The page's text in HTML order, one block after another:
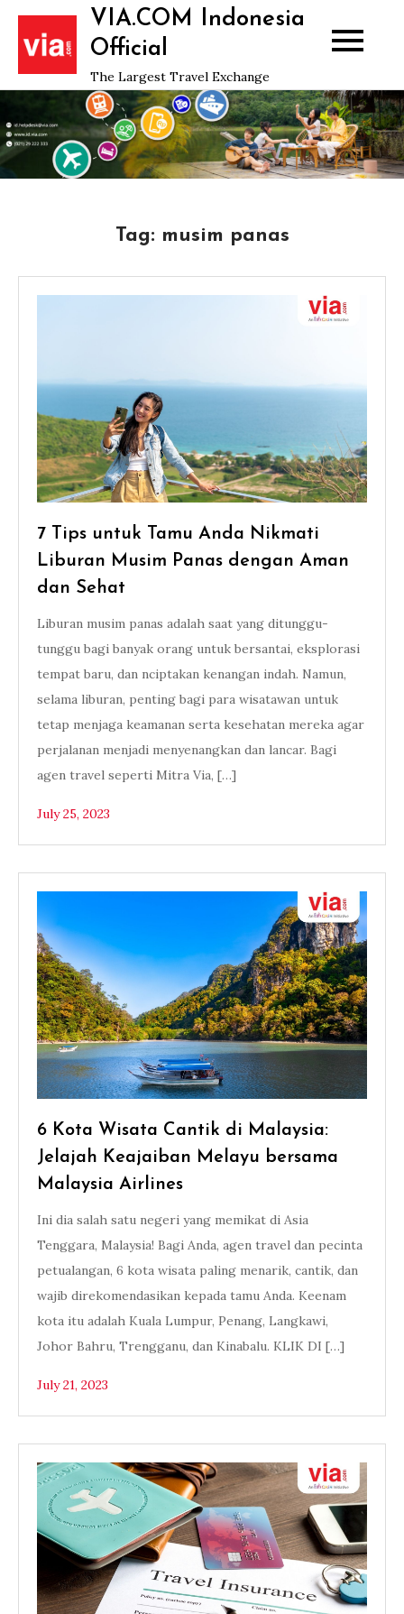
Skip
content
VIA.COM Indonesia
Official
The Largest Travel Exchange
Tag: musim panas
7 Tips untuk Tamu Anda Nikmati
Liburan Musim Panas dengan Aman
dan Sehat
Liburan musim panas adalah saat yang ditunggu-
tunggu bagi banyak orang untuk bersantai, eksplorasi
tempat baru, dan nciptakan kenangan indah. Namun,
selama liburan, penting bagi para wisatawan untuk
tetap menjaga keamanan serta kesehatan mereka agar
perjalanan menjadi menyenangkan dan lancar. Bagi
agen travel seperti Mitra Via, […]
July 25, 2023
6 Kota Wisata Cantik di Malaysia:
Jelajah Keajaiban Melayu bersama
Malaysia Airlines
Ini dia salah satu negeri yang memikat di Asia
Tenggara, Malaysia! Bagi Anda, agen travel dan pecinta
petualangan, 6 kota wisata paling menarik, cantik, dan
wajib direkomendasikan kepada tamu Anda. Keenam
kota itu adalah Kuala Lumpur, Penang, Langkawi,
Johor Bahru, Trengganu, dan Kinabalu. KLIK DI […]
July 21, 2023